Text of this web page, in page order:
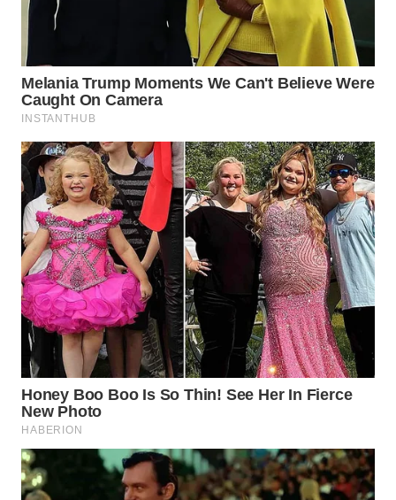
WAHANA
ADVOKAT
WAHANA
INFRASTRUKTUR
WAHANA
KONSUMEN
WAHANA
LISTRIK
WAHANA
TRAVEL
WAHANA
TV
WAHANANEWS
ID
WAHANANEWS